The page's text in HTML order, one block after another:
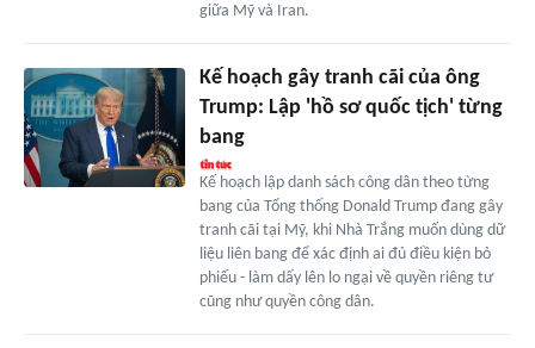
giữa Mỹ và Iran.
Kế hoạch gây tranh cãi của ông
Trump: Lập 'hồ sơ quốc tịch' từng
bang
Kế hoạch lập danh sách công dân theo từng
bang của Tổng thống Donald Trump đang gây
tranh cãi tại Mỹ, khi Nhà Trắng muốn dùng dữ
liệu liên bang để xác định ai đủ điều kiện bỏ
phiếu - làm dấy lên lo ngại về quyền riêng tư
cũng như quyền công dân.